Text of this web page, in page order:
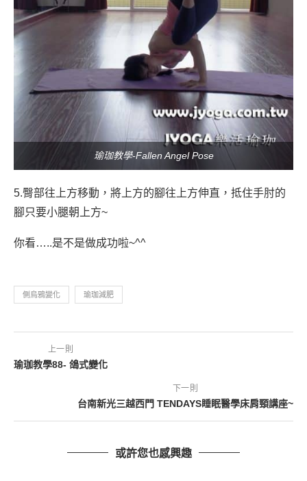
瑜珈教學-Fallen Angel Pose
5.臀部往上方移動，將上方的腳往上方伸直，抵住手肘的
腳只要小腿朝上方~
你看…..是不是做成功啦~^^
側烏鴉變化 瑜珈減肥
上一則
瑜珈教學88- 鴿式變化
下一則
台南新光三越西門 TENDAYS睡眠醫學床肩頸講座~
或許您也感興趣